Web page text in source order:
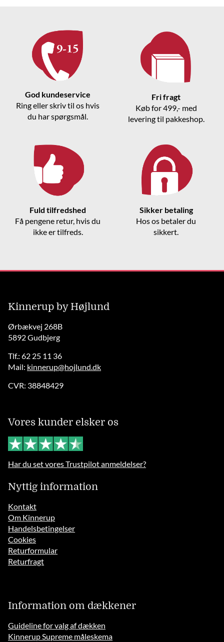
God kundeservice
Ring eller skriv til os hvis
du har spørgsmål.
Fri fragt
Køb for 499,- med
levering til pakkeshop.
Fuld tilfredshed
Få pengene retur, hvis du
ikke er tilfreds.
Sikker betaling
Hos os betaler du
sikkert.
Kinnerup by Højlund
Ørbækvej 268B
5892 Gudbjerg
Tlf.: 62 25 11 36
Mail: kinnerup@hojlund.dk
CVR: 38848429
Vores kunder elsker os
Har du set vores Trustpilot anmeldelser?
Nyttig information
Kontakt
Om Kinnerup
Handelsbetingelser
Cookies
Returformular
Returfragt
Information om dækkener
Guideline for valg af dækken
Kinnerup Supreme måleskema